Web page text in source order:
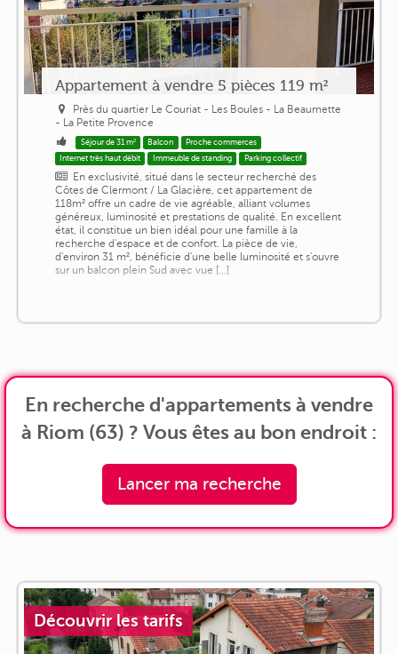
Appartement à vendre 5 pièces 119 m²
Près du quartier Le Couriat - Les Boules - La Beaumette
- La Petite Provence
Séjour de 31 m² Balcon
Proche commerces
Internet très haut débit
Immeuble de standing Parking collectif
En exclusivité, situé dans le secteur recherché des
Côtes de Clermont / La Glacière, cet appartement de
118m² offre un cadre de vie agréable, alliant volumes
généreux, luminosité et prestations de qualité. En excellent
état, il constitue un bien idéal pour une famille à la
recherche d'espace et de confort. La pièce de vie,
d'environ 31 m², bénéficie d'une belle luminosité et s'ouvre
sur un balcon plein Sud avec vue [...]
En recherche d'appartements à vendre
à Riom (63) ? Vous êtes au bon endroit :
Lancer ma recherche
Découvrir les tarifs